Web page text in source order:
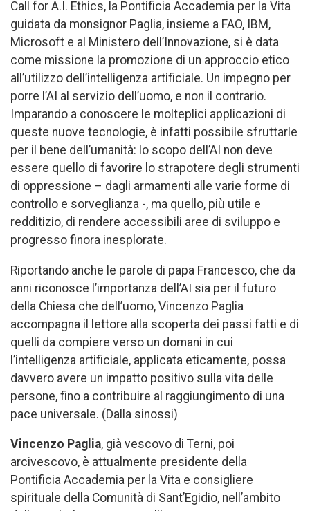
Call for A.I. Ethics, la Pontificia Accademia per la Vita
guidata da monsignor Paglia, insieme a FAO, IBM,
Microsoft e al Ministero dell’Innovazione, si è data
come missione la promozione di un approccio etico
all’utilizzo dell’intelligenza artificiale. Un impegno per
porre l’AI al servizio dell’uomo, e non il contrario.
Imparando a conoscere le molteplici applicazioni di
queste nuove tecnologie, è infatti possibile sfruttarle
per il bene dell’umanità: lo scopo dell’AI non deve
essere quello di favorire lo strapotere degli strumenti
di oppressione – dagli armamenti alle varie forme di
controllo e sorveglianza -, ma quello, più utile e
redditizio, di rendere accessibili aree di sviluppo e
progresso finora inesplorate.
Riportando anche le parole di papa Francesco, che da
anni riconosce l’importanza dell’AI sia per il futuro
della Chiesa che dell’uomo, Vincenzo Paglia
accompagna il lettore alla scoperta dei passi fatti e di
quelli da compiere verso un domani in cui
l’intelligenza artificiale, applicata eticamente, possa
davvero avere un impatto positivo sulla vita delle
persone, fino a contribuire al raggiungimento di una
pace universale. (Dalla sinossi)
Vincenzo Paglia, già vescovo di Terni, poi
arcivescovo, è attualmente presidente della
Pontificia Accademia per la Vita e consigliere
spirituale della Comunità di Sant’Egidio, nell’ambito